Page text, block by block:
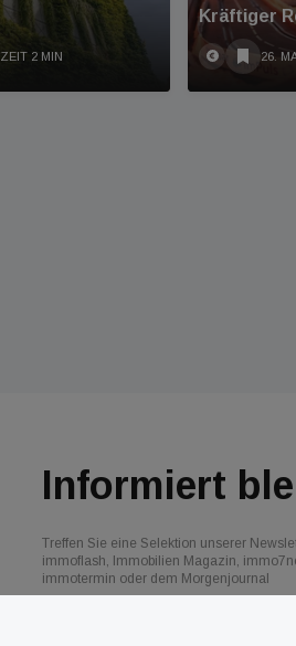
2 MIN
Kräftiger
26.
Informiert
Treffen Sie eine Selektion unserer
immoflash, Immobilien Magazin,
immotermin oder dem Morgenjournal